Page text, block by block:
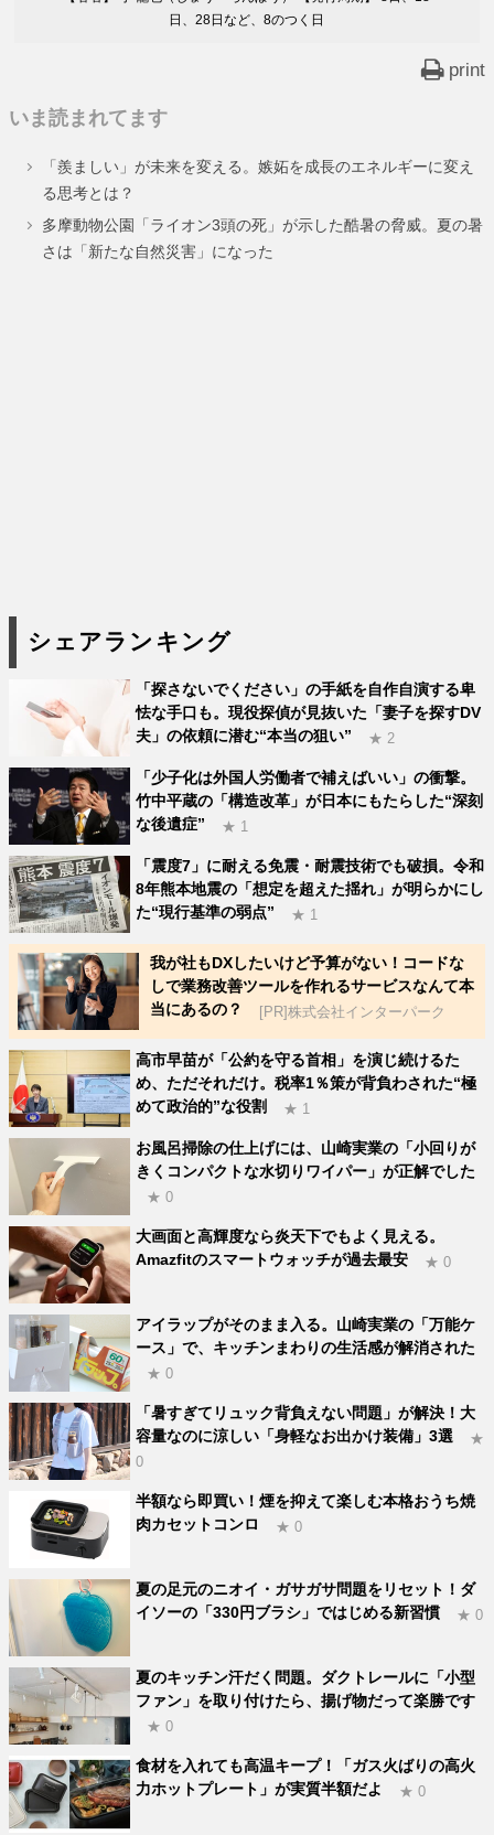
日、28日など、8のつく日
print
いま読まれてます
「羨ましい」が未来を変える。嫉妬を成長のエネルギーに変え
る思考とは？
多摩動物公園「ライオン3頭の死」が示した酷暑の脅威。夏の暑
さは「新たな自然災害」になった
シェアランキング
「探さないでください」の手紙を自作自演する卑
怯な手口も。現役探偵が見抜いた「妻子を探すDV
夫」の依頼に潜む“本当の狙い”
★ 2
「少子化は外国人労働者で補えばいい」の衝撃。
竹中平蔵の「構造改革」が日本にもたらした“深刻
な後遺症”
★ 1
「震度7」に耐える免震・耐震技術でも破損。令和
8年熊本地震の「想定を超えた揺れ」が明らかにし
た“現行基準の弱点”
★ 1
我が社もDXしたいけど予算がない！コードな
しで業務改善ツールを作れるサービスなんて本
当にあるの？
[PR]株式会社インターパーク
高市早苗が「公約を守る首相」を演じ続けるた
め、ただそれだけ。税率1％策が背負わされた“極
めて政治的”な役割
★ 1
お風呂掃除の仕上げには、山崎実業の「小回りが
きくコンパクトな水切りワイパー」が正解でした
★ 0
大画面と高輝度なら炎天下でもよく見える。
Amazfitのスマートウォッチが過去最安
★ 0
アイラップがそのまま入る。山崎実業の「万能ケ
ース」で、キッチンまわりの生活感が解消された
★ 0
「暑すぎてリュック背負えない問題」が解決！大
容量なのに涼しい「身軽なお出かけ装備」3選
★
0
半額なら即買い！煙を抑えて楽しむ本格おうち焼
肉カセットコンロ
★ 0
夏の足元のニオイ・ガサガサ問題をリセット！ダ
イソーの「330円ブラシ」ではじめる新習慣
★ 0
夏のキッチン汗だく問題。ダクトレールに「小型
ファン」を取り付けたら、揚げ物だって楽勝です
★ 0
食材を入れても高温キープ！「ガス火ばりの高火
力ホットプレート」が実質半額だよ
★ 0